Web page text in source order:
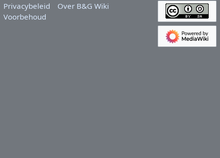
Privacybeleid
Over B&G Wiki
Voorbehoud